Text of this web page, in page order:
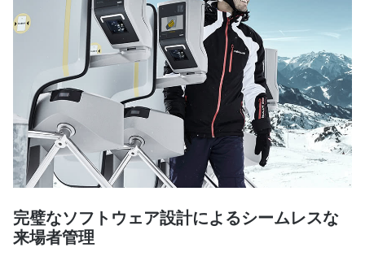
完璧なソフトウェア設計によるシームレスな
来場者管理